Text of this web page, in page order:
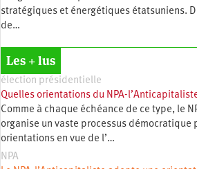
stratégiques et énergétiques étatsuniens.
de…
Les + lus
élection présidentielle
Quelles orientations du NPA-
Comme à chaque échéance de ce type, le
organise un vaste processus démocratique
orientations en vue de l’…
NPA